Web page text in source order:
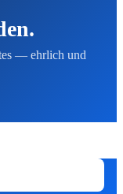
— ehrlich und